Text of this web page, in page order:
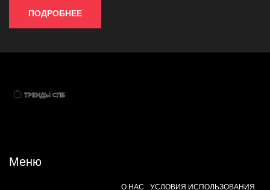
ПОДРОБНЕЕ
Меню
О НАС УСЛОВИЯ ИСПОЛЬЗОВАНИЯ